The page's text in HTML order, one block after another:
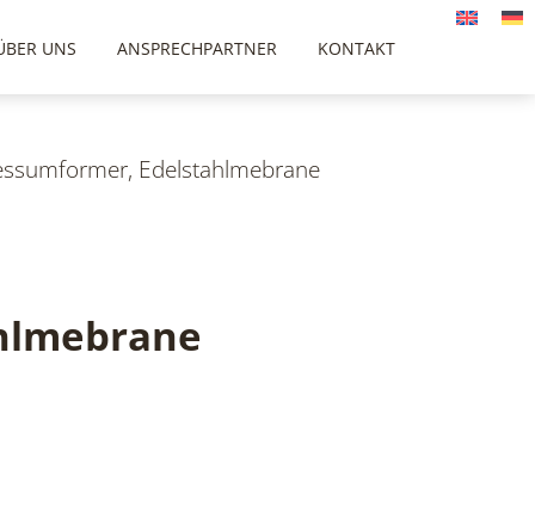
UNS ANSPRECHPARTNER KONTAKT
Edelstahlmebrane